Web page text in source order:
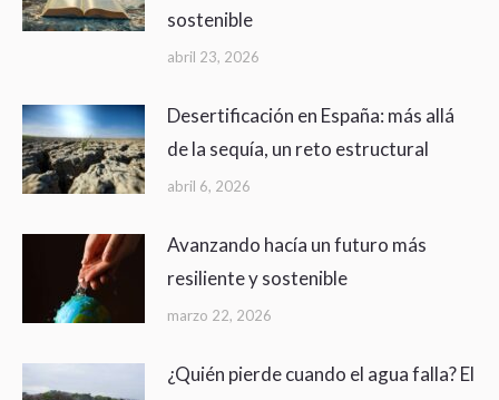
sostenible
abril 23, 2026
Desertificación en España: más allá
de la sequía, un reto estructural
abril 6, 2026
Avanzando hacía un futuro más
resiliente y sostenible
marzo 22, 2026
¿Quién pierde cuando el agua falla? El